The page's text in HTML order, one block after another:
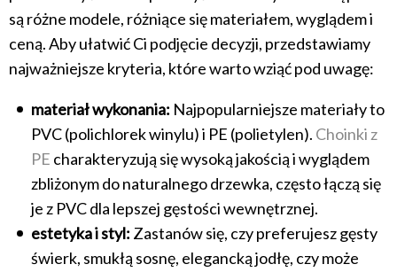
są różne modele, różniące się materiałem, wyglądem i
ceną. Aby ułatwić Ci podjęcie decyzji, przedstawiamy
najważniejsze kryteria, które warto wziąć pod uwagę:
materiał wykonania: Najpopularniejsze materiały to
PVC (polichlorek winylu) i PE (polietylen). Choinki z
PE charakteryzują się wysoką jakością i wyglądem
zbliżonym do naturalnego drzewka, często łączą się
je z PVC dla lepszej gęstości wewnętrznej.
estetyka i styl: Zastanów się, czy preferujesz gęsty
świerk, smukłą sosnę, elegancką jodłę, czy może